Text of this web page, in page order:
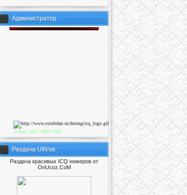
Администратор
Joker 592~489~466
Раздача UIN'ов
Раздача красивых ICQ номеров от
OnUcoz.CoM